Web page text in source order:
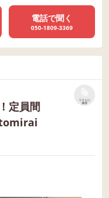
電話で聞く
050-1809-3369
定員間
tomirai
リストに
保存